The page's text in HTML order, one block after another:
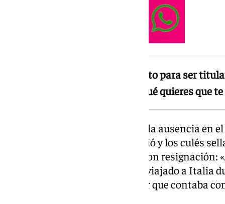
Mbappé aseguró que estaba «listo para ser
Arbeloa: «Pregunta al míster, ¿qué quieres que te
Mbappé reconoció además que la ausencia en
partido en el que el Madrid perdió y los culés
gran pena», aunque lo asumió con resignación:
las críticas recibidas por haber viajado a Italia
lesión, defendiéndose al señalar que contaba